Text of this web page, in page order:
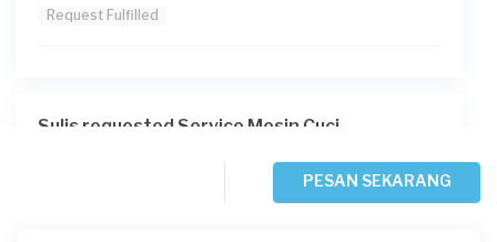
Request Fulfilled
Sulis requested Service Mesin Cuci
PESAN SEKARANG